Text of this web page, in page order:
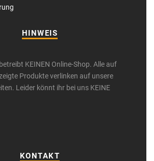
HINWEIS
KEINEN Online-Shop. Alle auf
Produkte verlinken auf unsere
Leider könnt ihr bei uns KEINE
KONTAKT